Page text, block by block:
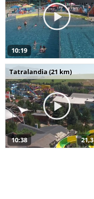
10:19
Tatralandia (21 km)
10:38